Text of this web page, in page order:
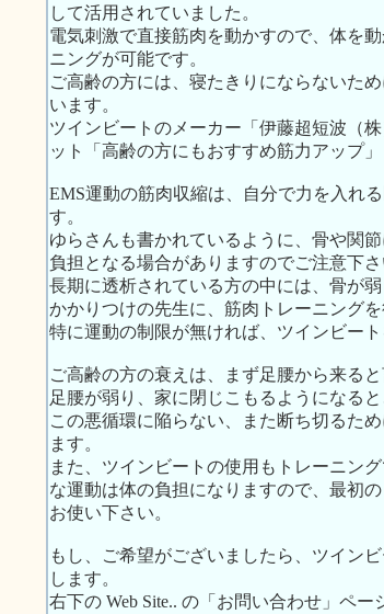
して活用されていました。
電気刺激で直接筋肉を動かすので、体を
ニングが可能です。
ご高齢の方には、寝たきりにならないた
います。
ツインビートのメーカー「伊藤超短波（
ット「高齢の方にもおすすめ筋力アップ」
EMS運動の筋肉収縮は、自分で力を入れ
す。
ゆらさんも書かれているように、骨や関
負担となる場合がありますのでご注意下さ
長期に透析されている方の中には、骨が
かかりつけの先生に、筋肉トレーニング
特に運動の制限が無ければ、ツインビー
ご高齢の方の衰えは、まず足腰から来ると
足腰が弱り、家に閉じこもるようになる
この悪循環に陥らない、また断ち切るた
ます。
また、ツインビートの使用もトレーニン
な運動は体の負担になりますので、最初
お使い下さい。
もし、ご希望がございましたら、ツイン
します。
右下の Web Site.. の「お問い合わせ」ペー